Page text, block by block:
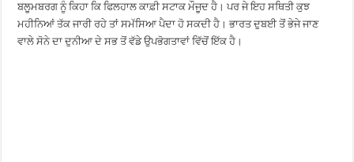
ਬਲੂਮਬਰਗ ਨੂੰ ਕਿਹਾ ਕਿ ਫਿਲਹਾਲ ਕਾਫ਼ੀ ਸਟਾਕ ਮੌਜੂਦ ਹੈ। ਪਰ ਜੇ ਇਹ ਸਥਿਤੀ ਕੁਝ
ਮਹੀਨਿਆਂ ਤੱਕ ਜਾਰੀ ਰਹੇ ਤਾਂ ਸਮੱਸਿਆ ਪੈਦਾ ਹੋ ਸਕਦੀ ਹੈ। ਭਾਰਤ ਦੁਬਈ ਤੋਂ ਭੇਜੇ ਜਾਣ
ਵਾਲੇ ਸੋਨੇ ਦਾ ਦੁਨੀਆ ਦੇ ਸਭ ਤੋਂ ਵੱਡੇ ਉਪਭੋਗਤਾਵਾਂ ਵਿੱਚੋਂ ਇੱਕ ਹੈ।